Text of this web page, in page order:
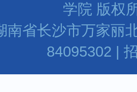
学院 版权
南省长沙市万家丽
84095302 |